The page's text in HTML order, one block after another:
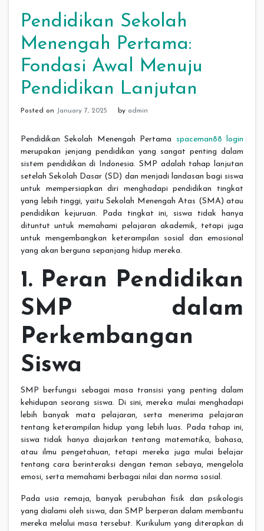
Pendidikan Sekolah
Menengah Pertama:
Fondasi Awal Menuju
Pendidikan Lanjutan
Posted on January 7, 2025 by admin
Pendidikan Sekolah Menengah Pertama spaceman88 login
merupakan jenjang pendidikan yang sangat penting dalam
sistem pendidikan di Indonesia. SMP adalah tahap lanjutan
setelah Sekolah Dasar (SD) dan menjadi landasan bagi siswa
untuk mempersiapkan diri menghadapi pendidikan tingkat
yang lebih tinggi, yaitu Sekolah Menengah Atas (SMA) atau
pendidikan kejuruan. Pada tingkat ini, siswa tidak hanya
dituntut untuk memahami pelajaran akademik, tetapi juga
untuk mengembangkan keterampilan sosial dan emosional
yang akan berguna sepanjang hidup mereka.
1. Peran Pendidikan
SMP dalam
Perkembangan
Siswa
SMP berfungsi sebagai masa transisi yang penting dalam
kehidupan seorang siswa. Di sini, mereka mulai menghadapi
lebih banyak mata pelajaran, serta menerima pelajaran
tentang keterampilan hidup yang lebih luas. Pada tahap ini,
siswa tidak hanya diajarkan tentang matematika, bahasa,
atau ilmu pengetahuan, tetapi mereka juga mulai belajar
tentang cara berinteraksi dengan teman sebaya, mengelola
emosi, serta memahami berbagai nilai dan norma sosial.
Pada usia remaja, banyak perubahan fisik dan psikologis
yang dialami oleh siswa, dan SMP berperan dalam membantu
mereka melalui masa tersebut. Kurikulum yang diterapkan di